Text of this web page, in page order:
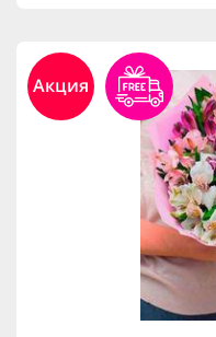
Акция